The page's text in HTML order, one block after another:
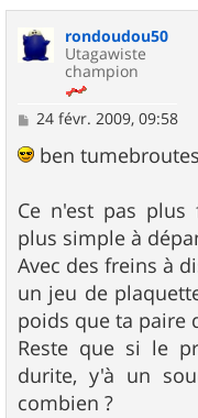
rondoudou50
Utagawiste
champion
M
s
g
e
24 févr. 2009, 09:58
ben
Ce n'est pas
plus simple à
Avec des freins à
un jeu de
poids que ta paire
Reste que si le
durite, y'à un
combien ?